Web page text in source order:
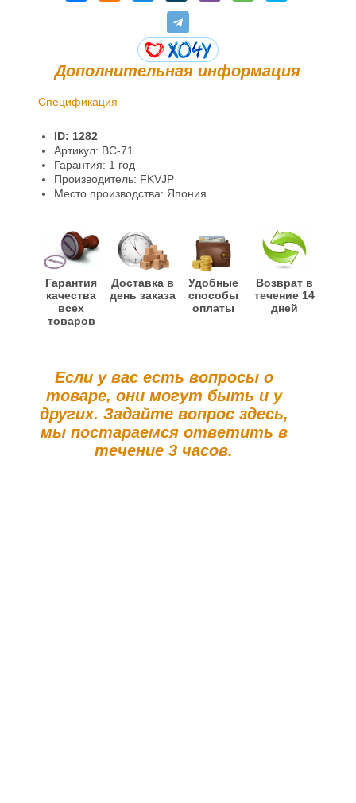
Дополнительная информация
Спецификация
Гарантии и возврат
Информация
ID: 1282
Артикул: BC-71
Гарантия: 1 год
Производитель: FKVJP
Место производства: Япония
Гарантия
качества
всех
товаров
Доставка в
день заказа
Удобные
способы
оплаты
Возврат в
течение 14
дней
Если у вас есть вопросы о
товаре, они могут быть и у
других. Задайте вопрос здесь,
мы постараемся ответить в
течение 3 часов.